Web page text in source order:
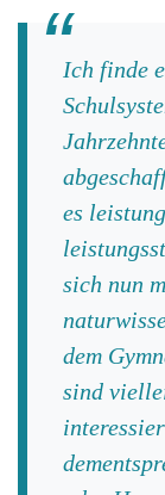
Ich finde
es
sich nun
dem
sind